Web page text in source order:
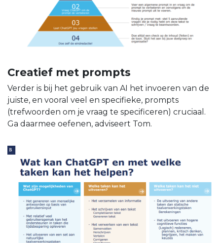
Creatief met prompts
Verder is bij het gebruik van AI het invoeren van de
juiste, en vooral veel en specifieke, prompts
(trefwoorden om je vraag te specificeren) cruciaal.
Ga daarmee oefenen, adviseert Tom.